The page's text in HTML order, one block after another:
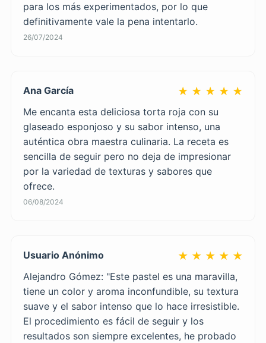
para los más experimentados, por lo que
definitivamente vale la pena intentarlo.
26/07/2024
Ana García ★ ★ ★ ★ ★
Me encanta esta deliciosa torta roja con su
glaseado esponjoso y su sabor intenso, una
auténtica obra maestra culinaria. La receta es
sencilla de seguir pero no deja de impresionar
por la variedad de texturas y sabores que
ofrece.
06/08/2024
Usuario Anónimo ★ ★ ★ ★ ★
Alejandro Gómez: "Este pastel es una maravilla,
tiene un color y aroma inconfundible, su textura
suave y el sabor intenso que lo hace irresistible.
El procedimiento es fácil de seguir y los
resultados son siempre excelentes, he probado